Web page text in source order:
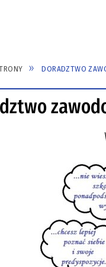
SZKOŁY
UCZNIOWSKI
- PIERWSZE
DORADZTWO